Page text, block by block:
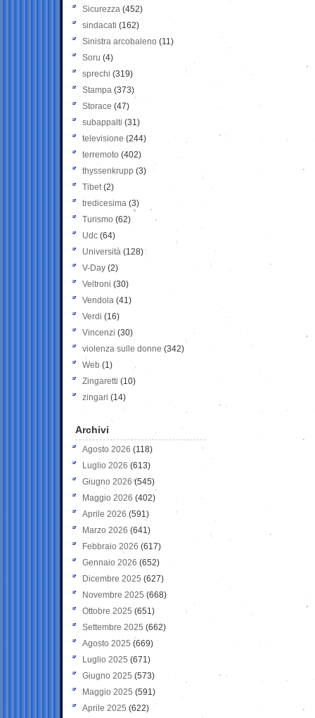
Sicurezza (452)
sindacati (162)
Sinistra arcobaleno (11)
Soru (4)
sprechi (319)
Stampa (373)
Storace (47)
subappalti (31)
televisione(244)
terremoto (402)
thyssenkrupp (3)
Tibet(2)
tredicesima (3)
Turismo (62)
Udc (64)
Università (128)
V-Day (2)
Veltroni (30)
Vendola (41)
Verdi (16)
Vincenzi (30)
violenza sulle donne (342)
Web (1)
Zingaretti (10)
zingari (14)
Archivi
Agosto 2026 (118)
Luglio 2026 (613)
Giugno 2026 (545)
Maggio 2026 (402)
Aprile 2026 (591)
Marzo 2026 (641)
Febbraio 2026 (617)
Gennaio 2026 (652)
Dicembre 2025 (627)
Novembre 2025 (668)
Ottobre 2025 (651)
Settembre 2025 (662)
Agosto 2025 (669)
Luglio 2025 (671)
Giugno 2025 (573)
Maggio 2025 (591)
Aprile 2025 (622)